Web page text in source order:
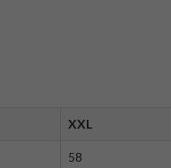
XXL
58